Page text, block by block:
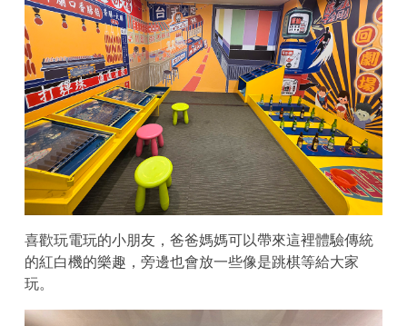
喜歡玩電玩的小朋友，爸爸媽媽可以帶來這裡體驗傳統
的紅白機的樂趣，旁邊也會放一些像是跳棋等給大家
玩。